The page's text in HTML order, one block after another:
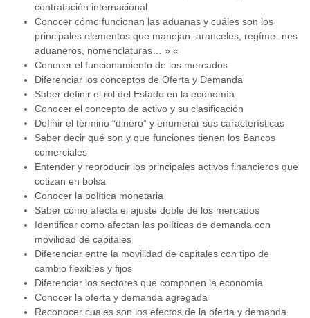
contratación internacional.
Conocer cómo funcionan las aduanas y cuáles son los
principales elementos que manejan: aranceles, regíme- nes
aduaneros, nomenclaturas… » «
Conocer el funcionamiento de los mercados
Diferenciar los conceptos de Oferta y Demanda
Saber definir el rol del Estado en la economía
Conocer el concepto de activo y su clasificación
Definir el término “dinero” y enumerar sus características
Saber decir qué son y que funciones tienen los Bancos
comerciales
Entender y reproducir los principales activos financieros que
cotizan en bolsa
Conocer la política monetaria
Saber cómo afecta el ajuste doble de los mercados
Identificar como afectan las políticas de demanda con
movilidad de capitales
Diferenciar entre la movilidad de capitales con tipo de
cambio flexibles y fijos
Diferenciar los sectores que componen la economía
Conocer la oferta y demanda agregada
Reconocer cuales son los efectos de la oferta y demanda